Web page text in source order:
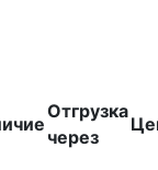
Отгрузка
через